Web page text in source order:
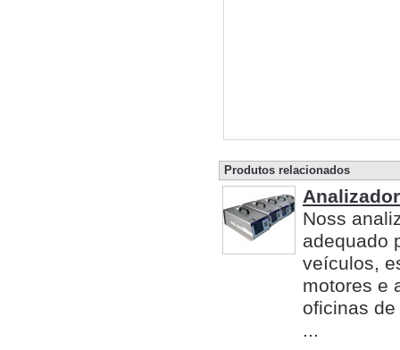
Produtos relacionados
Noss
adequado
veículos,
motores e
oficinas
...